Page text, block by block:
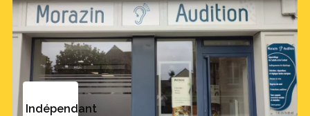
Indépendant